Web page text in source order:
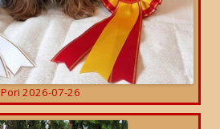
Pori 2026-07-26